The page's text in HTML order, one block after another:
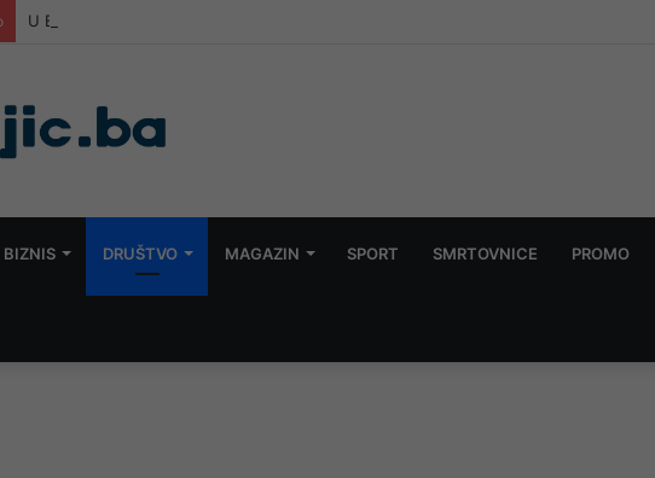
U BiH ubijen muškarac, uhapšena njegova supruga, upucan u glavu
BIZNIS DRUŠTVO MAGAZIN SPORT SMRTOVNICE PROMO